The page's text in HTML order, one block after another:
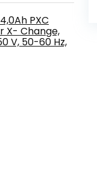
PXC
X- Change,
V, 50-60 Hz,